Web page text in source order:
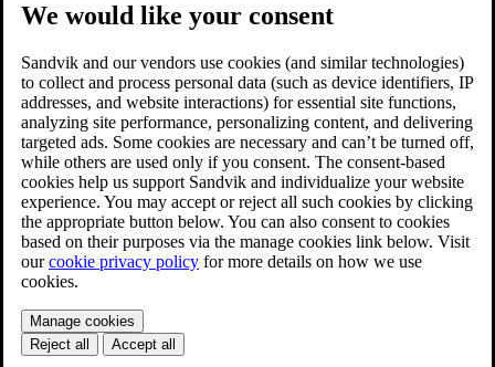
We would like your consent
Sandvik and our vendors use cookies (and similar technologies)
to collect and process personal data (such as device identifiers, IP
addresses, and website interactions) for essential site functions,
analyzing site performance, personalizing content, and delivering
targeted ads. Some cookies are necessary and can’t be turned off,
while others are used only if you consent. The consent-based
cookies help us support Sandvik and individualize your website
experience. You may accept or reject all such cookies by clicking
the appropriate button below. You can also consent to cookies
based on their purposes via the manage cookies link below. Visit
ourcookie privacy policy for more details on how we use
cookies.
Manage cookies
Reject all
Accept all